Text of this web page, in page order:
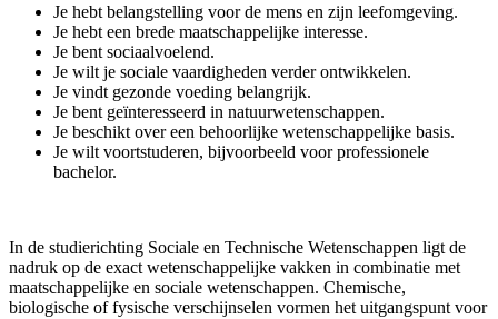
Je hebt belangstelling voor de mens en zijn leefomgeving.
Je hebt een brede maatschappelijke interesse.
Je bent sociaalvoelend.
Je wilt je sociale vaardigheden verder ontwikkelen.
Je vindt gezonde voeding belangrijk.
Je bent geïnteresseerd in natuurwetenschappen.
Je beschikt over een behoorlijke wetenschappelijke basis.
Je wilt voortstuderen, bijvoorbeeld voor professionele
bachelor.
In de studierichting Sociale en Technische Wetenschappen ligt de
nadruk op de exact wetenschappelijke vakken in combinatie met
maatschappelijke en sociale wetenschappen. Chemische,
biologische of fysische verschijnselen vormen het uitgangspunt voor